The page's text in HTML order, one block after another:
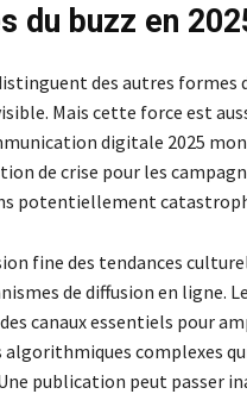
du buzz en
des autres formes
Mais cette force est
digitale 2025
de crise pour les
potentiellement
fine des tendances
de diffusion en ligne.
canaux essentiels pour
complexes
publication peut passer